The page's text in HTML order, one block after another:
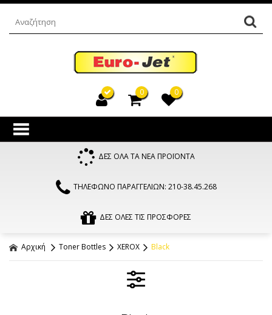
0 0
ΔΕΣ ΟΛΑ ΤΑ ΝΕΑ ΠΡΟΪΟΝΤΑ
ΤΗΛΕΦΩΝΟ ΠΑΡΑΓΓΕΛΙΩΝ: 210-38.45.268
ΔΕΣ ΟΛΕΣ ΤΙΣ ΠΡΟΣΦΟΡΕΣ
Αρχική Toner Bottles XEROX Black